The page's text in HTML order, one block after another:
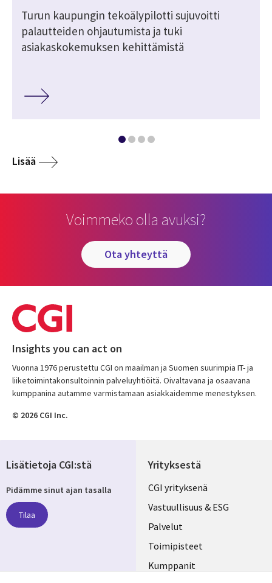
Turun kaupungin tekoälypilotti sujuvoitti
palautteiden ohjautumista ja tuki
asiakaskokemuksen kehittämistä
Lisää
Voimmeko olla avuksi?
ota yhteyttä
Insights you can act on
Vuonna 1976 perustettu CGI on maailman ja Suomen suurimpia IT- ja
liiketoimintakonsultoinnin palveluyhtiöitä. Oivaltavana ja osaavana
kumppanina autamme varmistamaan asiakkaidemme menestyksen.
© 2026 CGI Inc.
Yrityksestä
Useful
links
FINLAND
CGI yrityksenä
Vastuullisuus & ESG
Palvelut
Toimipisteet
Kumppanit
Lisätietoja CGI:stä
Pidämme sinut ajan tasalla
Tilaa